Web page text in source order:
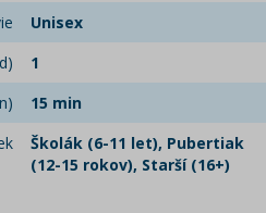
Unisex
1
15 min
Školák (6-11 let), Pubertiak
(12-15 rokov), Starší (16+)